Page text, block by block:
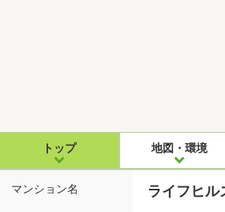
トップ 地図・環境
マンション名 ライフヒル